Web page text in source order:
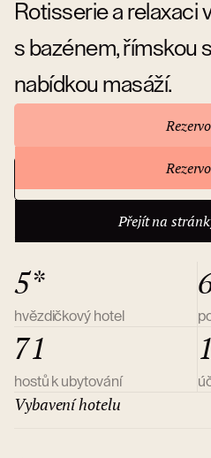
Rotisserie a relaxaci
s bazénem, římskou
nabídkou masáží.
Přejít na
Přejít na
5*
hvězdičkový hotel
71
hostů k ubytování
Vybavení hotelu